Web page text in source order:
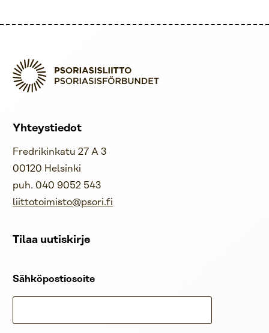
Yhteystiedot
Fredrikinkatu 27 A 3
00120 Helsinki
puh. 040 9052 543
liittotoimisto@psori.fi
Tilaa uutiskirje
Sähköpostiosoite